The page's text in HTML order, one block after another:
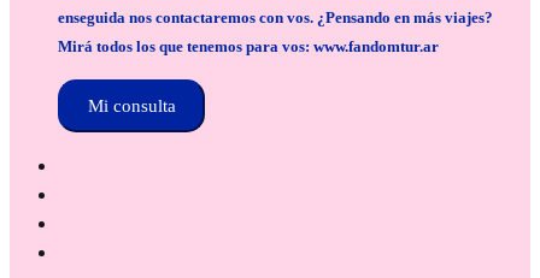
enseguida nos contactaremos con vos. ¿Pensando en más viajes?
Mirá todos los que tenemos para vos: www.fandomtur.ar